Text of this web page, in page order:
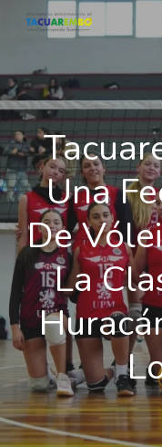
Skip
main
content
Una
De
La